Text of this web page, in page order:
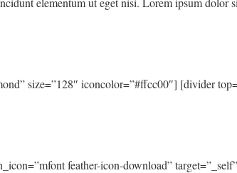
size=”128″ iconcolor=”#ffcc00″] [divider
feather-icon-download”